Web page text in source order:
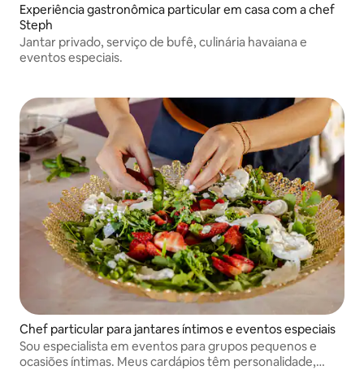
Experiência gastronômica particular em casa com a chef
Steph
Jantar privado, serviço de bufê, culinária havaiana e
eventos especiais.
Chef particular para jantares íntimos e eventos especiais
Sou especialista em eventos para grupos pequenos e
ocasiões íntimas. Meus cardápios têm personalidade,